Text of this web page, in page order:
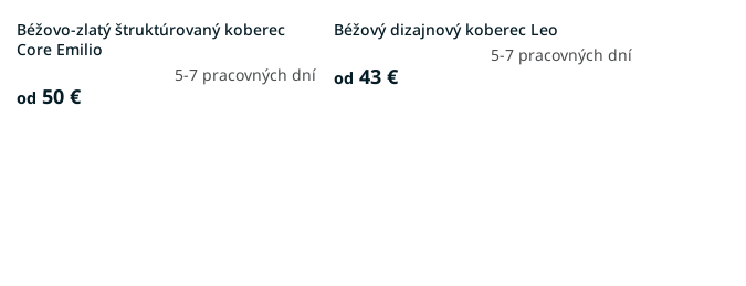
Béžovo-zlatý štruktúrovaný koberec
Core Emilio
5-7 pracovných dní
od 50 €
Béžový dizajnový koberec Leo
5-7 pracovných dní
od 43 €